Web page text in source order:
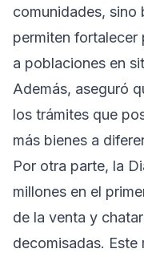
comunidades, sino
permiten fortalecer
a poblaciones en
Además, aseguró
los trámites que
más bienes a
Por otra parte, la
millones en el
de la venta y
decomisadas. Este